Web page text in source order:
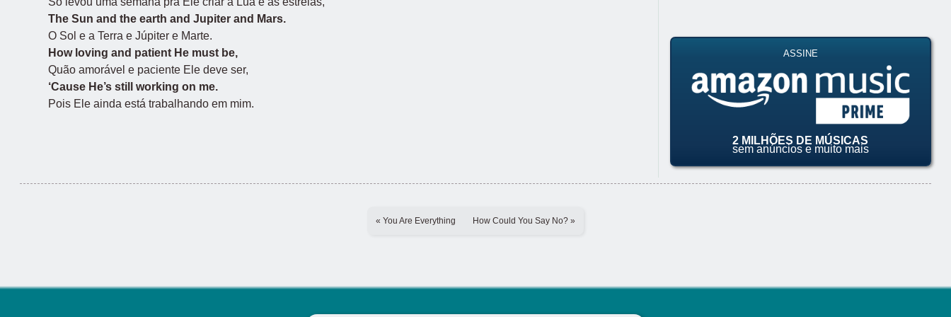
The Sun and the earth and Jupiter and Mars.
O Sol e a Terra e Júpiter e Marte.
How loving and patient He must be,
Quão amorável e paciente Ele deve ser,
‘Cause He’s still working on me.
Pois Ele ainda está trabalhando em mim.
ASSINE
2 MILHÕES DE MÚSICAS
sem anúncios e muito mais
« You Are Everything How Could You Say No? »